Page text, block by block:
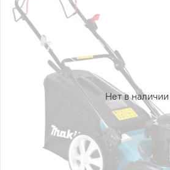
Нет в наличии